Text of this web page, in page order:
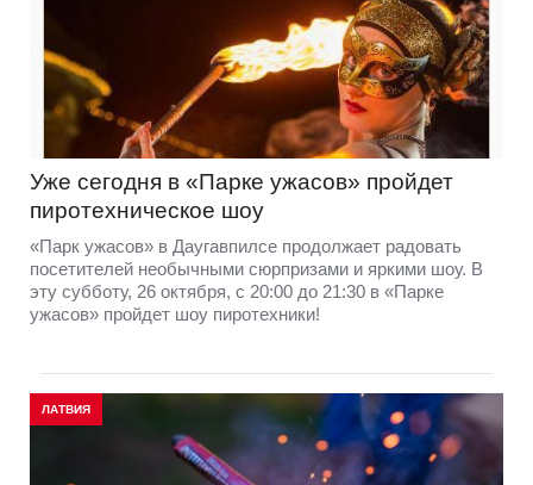
Уже сегодня в «Парке ужасов» пройдет
пиротехническое шоу
«Парк ужасов» в Даугавпилсе продолжает радовать
посетителей необычными сюрпризами и яркими шоу. В
эту субботу, 26 октября, с 20:00 до 21:30 в «Парке
ужасов» пройдет шоу пиротехники!
ЛАТВИЯ